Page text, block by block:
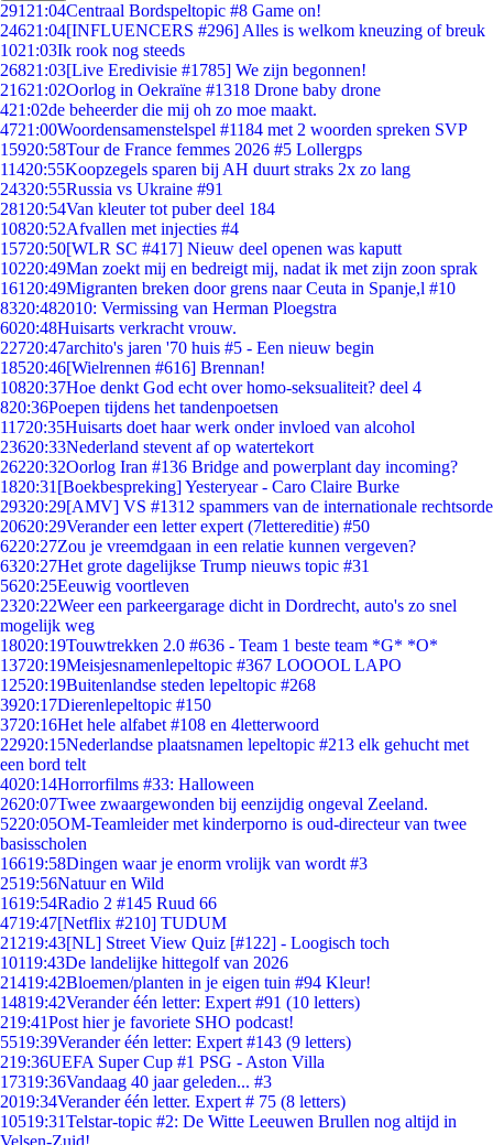
291 21:04Centraal Bordspeltopic #8 Game on!
24621:04[INFLUENCERS #296] Alles is welkom kneuzing of breuk
1021:03Ik rook nog steeds
26821:03[Live Eredivisie #1785] We zijn begonnen!
21621:02Oorlog in Oekraïne #1318 Drone baby drone
421:02de beheerder die mij oh zo moe maakt.
4721:00Woordensamenstelspel #1184 met 2 woorden spreken SVP
15920:58Tour de France femmes 2026 #5 Lollergps
11420:55Koopzegels sparen bij AH duurt straks 2x zo lang
24320:55Russia vs Ukraine #91
281 20:54Van kleuter tot puber deel 184
10820:52Afvallen met injecties #4
15720:50[WLR SC #417] Nieuw deel openen was kaputt
10220:49Man zoekt mij en bedreigt mij, nadat ik met zijn zoon sprak
161 20:49Migranten breken door grens naar Ceuta in Spanje,l #10
8320:482010: Vermissing van Herman Ploegstra
6020:48Huisarts verkracht vrouw.
22720:47archito's jaren '70 huis #5 - Een nieuw begin
18520:46[Wielrennen #616] Brennan!
10820:37Hoe denkt God echt over homo-seksualiteit? deel 4
820:36Poepen tijdens het tandenpoetsen
11720:35Huisarts doet haar werk onder invloed van alcohol
23620:33Nederland stevent af op watertekort
26220:32Oorlog Iran #136 Bridge and powerplant day incoming?
1820:31 [Boekbespreking] Yesteryear - Caro Claire Burke
29320:29[AMV] VS #1312 spammers van de internationale rechtsorde
20620:29Verander een letter expert (7lettereditie) #50
6220:27Zou je vreemdgaan in een relatie kunnen vergeven?
6320:27Het grote dagelijkse Trump nieuws topic #31
5620:25Eeuwig voortleven
2320:22Weer een parkeergarage dicht in Dordrecht, auto's zo snel
mogelijk weg
18020:19Touwtrekken 2.0 #636 - Team 1 beste team *G* *O*
13720:19Meisjesnamenlepeltopic #367 LOOOOL LAPO
12520:19Buitenlandse steden lepeltopic #268
3920:17Dierenlepeltopic #150
3720:16Het hele alfabet #108 en 4letterwoord
22920:15Nederlandse plaatsnamen lepeltopic #213 elk gehucht met
een bord telt
4020:14Horrorfilms #33: Halloween
2620:07Twee zwaargewonden bij eenzijdig ongeval Zeeland.
5220:05OM-Teamleider met kinderporno is oud-directeur van twee
basisscholen
16619:58Dingen waar je enorm vrolijk van wordt #3
2519:56Natuur en Wild
1619:54Radio 2 #145 Ruud 66
4719:47[Netflix #210] TUDUM
21219:43[NL] Street View Quiz [#122] - Loogisch toch
10119:43De landelijke hittegolf van 2026
21419:42Bloemen/planten in je eigen tuin #94 Kleur!
14819:42Verander één letter: Expert #91 (10 letters)
219:41Post hier je favoriete SHO podcast!
5519:39Verander één letter: Expert #143 (9 letters)
219:36UEFA Super Cup #1 PSG - Aston Villa
17319:36Vandaag 40 jaar geleden... #3
2019:34Verander één letter. Expert # 75 (8 letters)
10519:31Telstar-topic #2: De Witte Leeuwen Brullen nog altijd in
Velsen-Zuid!